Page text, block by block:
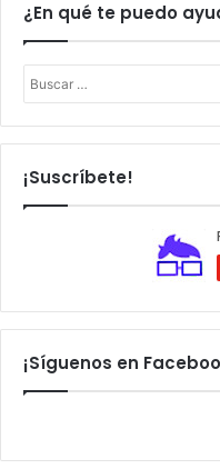
¿En qué te puedo
¡Suscríbete!
¡Síguenos en